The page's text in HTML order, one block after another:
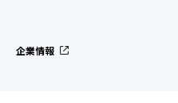
企業情報